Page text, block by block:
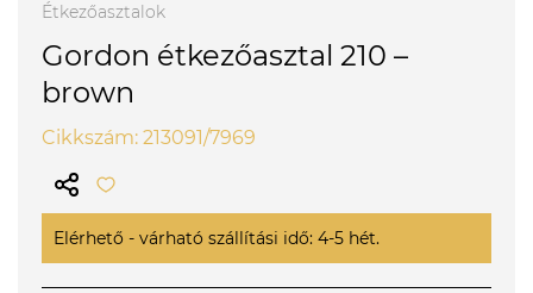
Étkezőasztalok
Gordon étkezőasztal 210 –
brown
Cikkszám: 213091/7969
Elérhető - várható szállítási idő: 4-5 hét.